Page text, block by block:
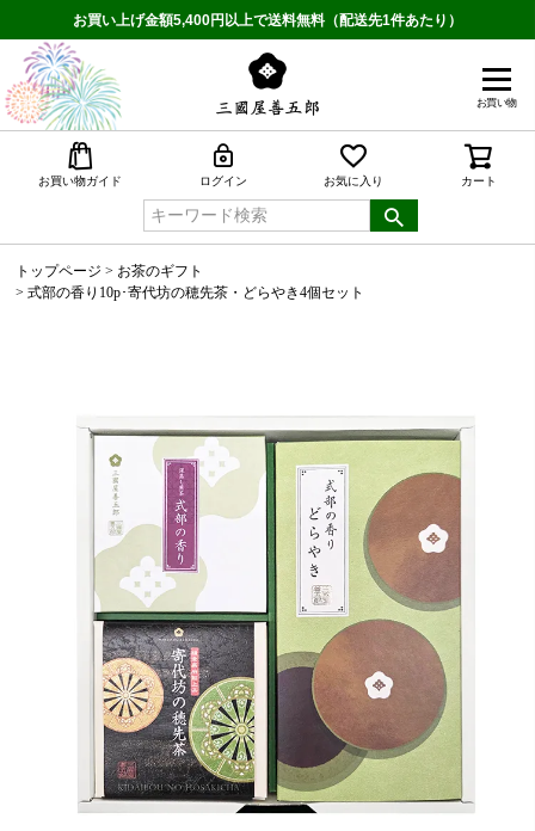
お買い上げ金額5,400円以上で送料無料（配送先1件あたり）
お買い物
お買い物ガイド ログイン お気に入り カート
トップページ
お茶のギフト
式部の香り10p･寄代坊の穂先茶・どらやき4個セット